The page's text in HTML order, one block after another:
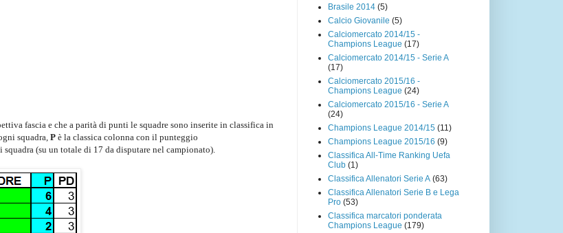
fascia e che a parità di punti le squadre sono inserite in classifica in
squadra,P è la classica colonna con il punteggio
(su un totale di 17 da disputare nel campionato).
Brasile 2014 (5)
Calcio Giovanile (5)
Calciomercato 2014/15 -
Champions League (17)
Calciomercato 2014/15 - Serie A
(17)
Calciomercato 2015/16 -
Champions League (24)
Calciomercato 2015/16 - Serie A
(24)
Champions League 2014/15 (11)
Champions League 2015/16 (9)
Classifica All-Time Ranking Uefa
Club (1)
Classifica Allenatori Serie A (63)
Classifica Allenatori Serie B e Lega
Pro (53)
Classifica marcatori ponderata
Champions League (179)